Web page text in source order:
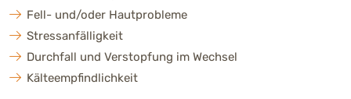
Fell- und/oder Hautprobleme
Stressanfälligkeit
Durchfall und Verstopfung im Wechsel
Kälteempfindlichkeit